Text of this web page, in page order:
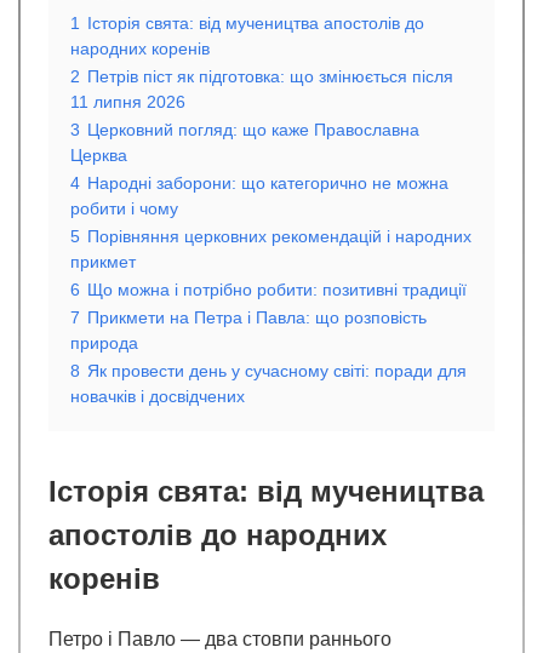
1
Історія свята: від мучеництва апостолів до
народних коренів
2 Петрів піст як підготовка: що змінюється після
11 липня 2026
3 Церковний погляд: що каже Православна
Церква
4 Народні заборони: що категорично не можна
робити і чому
5 Порівняння церковних рекомендацій і народних
прикмет
6 Що можна і потрібно робити: позитивні традиції
7 Прикмети на Петра і Павла: що розповість
природа
8 Як провести день у сучасному світі: поради для
новачків і досвідчених
Історія свята: від мучеництва
апостолів до народних
коренів
Петро і Павло — два стовпи раннього